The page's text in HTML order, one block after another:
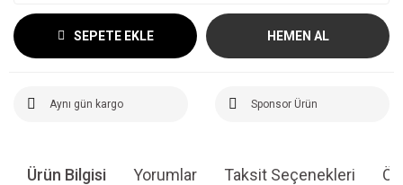
SEPETE EKLE HEMEN AL
Aynı gün kargo Sponsor Ürün
Ürün Bilgisi Yorumlar Taksit Seçenekleri